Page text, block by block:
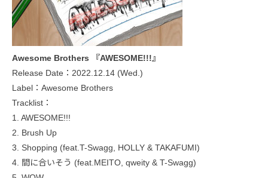
Awesome Brothers 『AWESOME!!!』
Release Date：2022.12.14 (Wed.)
Label：Awesome Brothers
Tracklist：
1. AWESOME!!!
2. Brush Up
3. Shopping (feat.T-Swagg, HOLLY & TAKAFUMI)
4. 間に合いそう (feat.MEITO, qweity & T-Swagg)